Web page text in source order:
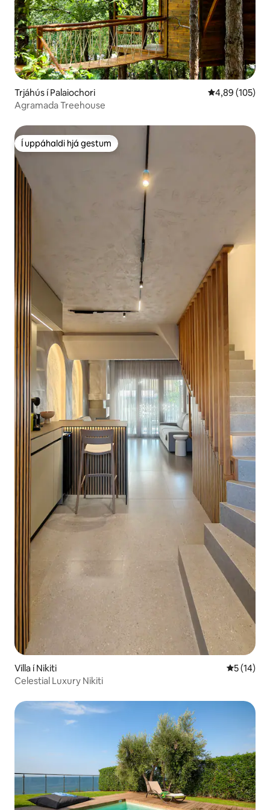
Trjáhús í Palaiochori 4,89 af 5 í
4,89 (105)
Agramada Treehouse
Í uppáhaldi hjá gestum
Í uppáhaldi hjá gestum
Villa í Nikiti 5 af 5 í
5 (14)
Celestial Luxury Nikiti